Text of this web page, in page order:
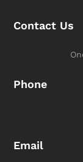
Contact Us
Phone
Email